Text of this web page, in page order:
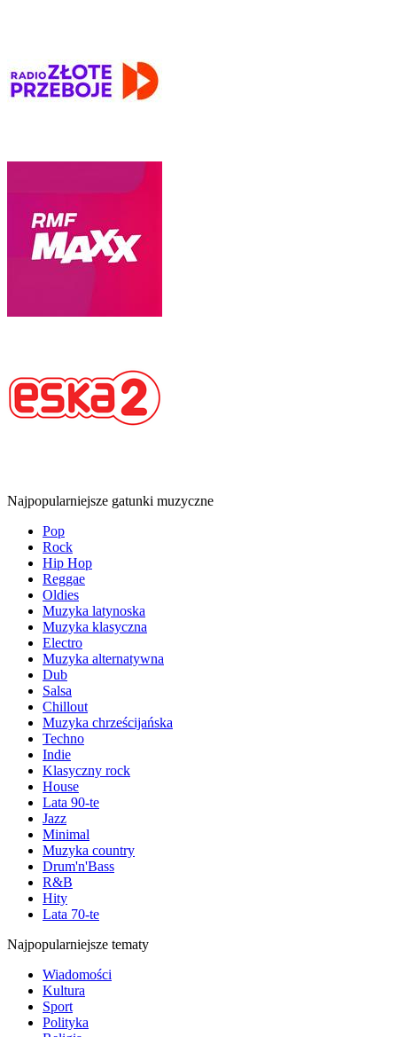
Najpopularniejsze gatunki muzyczne
Pop
Rock
Hip Hop
Reggae
Oldies
Muzyka latynoska
Muzyka klasyczna
Electro
Muzyka alternatywna
Dub
Salsa
Chillout
Muzyka chrześcijańska
Techno
Indie
Klasyczny rock
House
Lata 90-te
Jazz
Minimal
Muzyka country
Drum'n'Bass
R&B
Hity
Lata 70-te
Najpopularniejsze tematy
Wiadomości
Kultura
Sport
Polityka